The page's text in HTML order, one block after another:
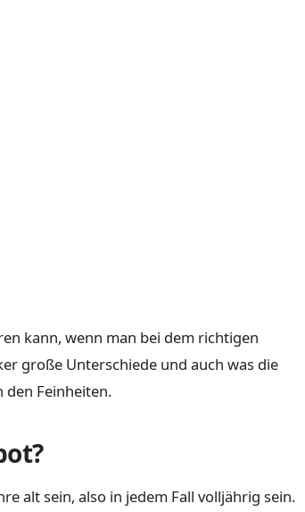
kann, wenn man bei dem richtigen
große Unterschiede und auch was die
Feinheiten.
alt sein, also in jedem Fall volljährig sein.